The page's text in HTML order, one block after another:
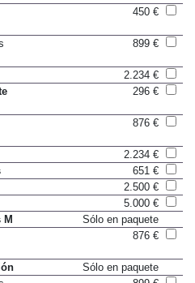
2.234 €
2.234 €
2.234 €
651 €
2.500 €
5.000 €
Sólo en paquete